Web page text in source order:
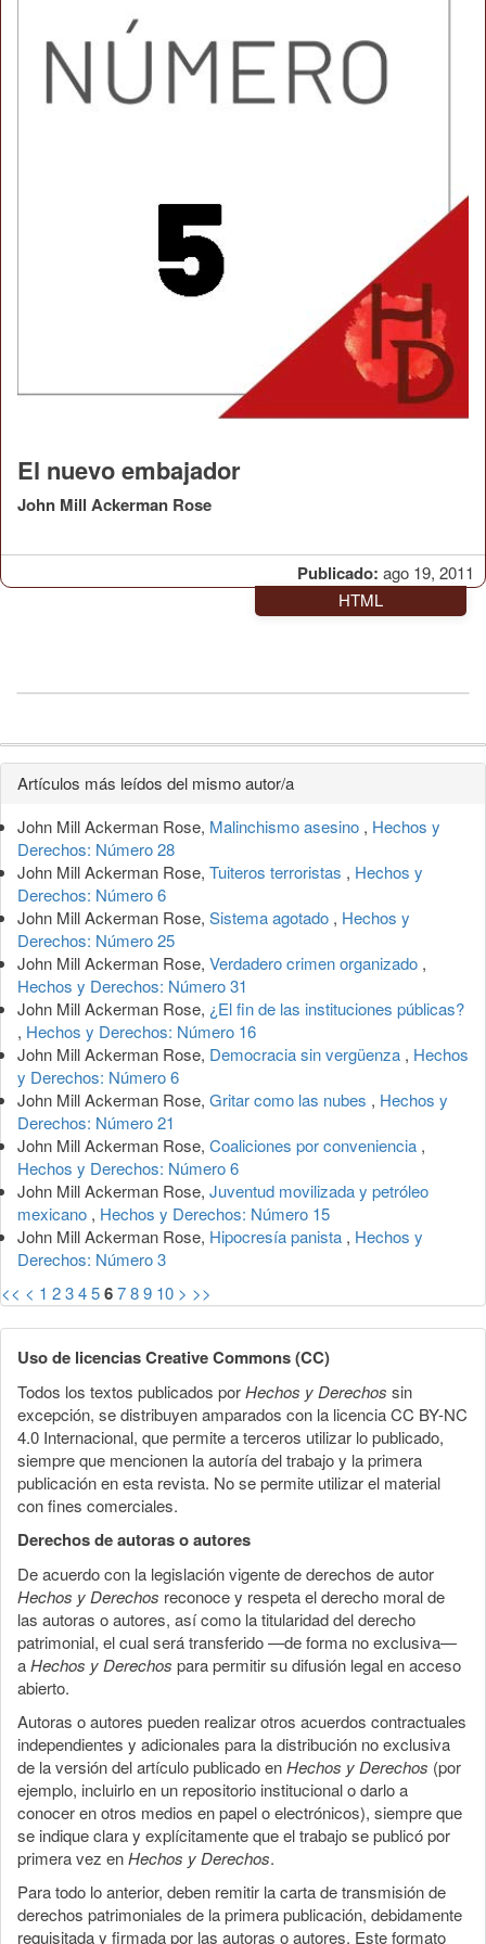
Publicado: ago 19, 2011
El nuevo embajador
John Mill Ackerman Rose
HTML
Detalles
del
artículo
Artículos más leídos del mismo autor/a
John Mill Ackerman Rose, Malinchismo asesino , Hechos y
Derechos: Número 28
John Mill Ackerman Rose, Tuiteros terroristas , Hechos y
Derechos: Número 6
John Mill Ackerman Rose, Sistema agotado , Hechos y
Derechos: Número 25
John Mill Ackerman Rose, Verdadero crimen organizado ,
Hechos y Derechos: Número 31
John Mill Ackerman Rose, ¿El fin de las instituciones públicas?
, Hechos y Derechos: Número 16
John Mill Ackerman Rose, Democracia sin vergüenza , Hechos
y Derechos: Número 6
John Mill Ackerman Rose, Gritar como las nubes , Hechos y
Derechos: Número 21
John Mill Ackerman Rose, Coaliciones por conveniencia ,
Hechos y Derechos: Número 6
John Mill Ackerman Rose, Juventud movilizada y petróleo
mexicano , Hechos y Derechos: Número 15
John Mill Ackerman Rose, Hipocresía panista , Hechos y
Derechos: Número 3
<< < 1 23456789 10 > >>
Uso de licencias Creative Commons (CC)
Todos los textos publicados porHechos y Derechos sin
excepción, se distribuyen amparados con la licencia CC BY-NC
4.0 Internacional, que permite a terceros utilizar lo publicado,
siempre que mencionen la autoría del trabajo y la primera
publicación en esta revista. No se permite utilizar el material
con fines comerciales.
Derechos de autoras o autores
De acuerdo con la legislación vigente de derechos de autor
Hechos y Derechos reconoce y respeta el derecho moral de
las autoras o autores, así como la titularidad del derecho
patrimonial, el cual será transferido —de forma no exclusiva—
aHechos y Derechos para permitir su difusión legal en acceso
abierto.
Autoras o autores pueden realizar otros acuerdos contractuales
independientes y adicionales para la distribución no exclusiva
de la versión del artículo publicado enHechos y Derechos (por
ejemplo, incluirlo en un repositorio institucional o darlo a
conocer en otros medios en papel o electrónicos), siempre que
se indique clara y explícitamente que el trabajo se publicó por
primera vez enHechos y Derechos.
Para todo lo anterior, deben remitir la carta de transmisión de
derechos patrimoniales de la primera publicación, debidamente
requisitada y firmada por las autoras o autores. Este formato